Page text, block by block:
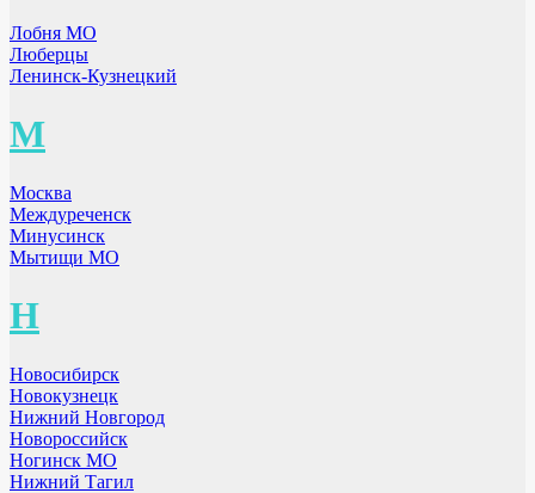
Лобня МО
Люберцы
Ленинск-Кузнецкий
М
Москва
Междуреченск
Минусинск
Мытищи МО
Н
Новосибирск
Новокузнецк
Нижний Новгород
Новороссийск
Ногинск МО
Нижний Тагил